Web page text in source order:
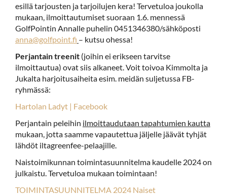
esillä tarjousten ja tarjoilujen kera! Tervetuloa joukolla
mukaan, ilmoittautumiset suoraan 1.6. mennessä
GolfPointin Annalle puhelin 0451346380/sähköposti
anna@golfpoint.fi – kutsu ohessa!
Perjantain treenit (joihin ei erikseen tarvitse
ilmoittautua) ovat siis alkaneet. Voit toivoa Kimmolta ja
Jukalta harjoitusaiheita esim. meidän suljetussa FB-
ryhmässä:
Hartolan Ladyt | Facebook
Perjantain peleihin ilmoittaudutaan tapahtumien kautta
mukaan, jotta saamme vapautettua jäljelle jäävät tyhjät
lähdöt iltagreenfee-pelaajille.
Naistoimikunnan toimintasuunnitelma kaudelle 2024 on
julkaistu. Tervetuloa mukaan toimintaan!
TOIMINTASUUNNITELMA 2024 Naiset